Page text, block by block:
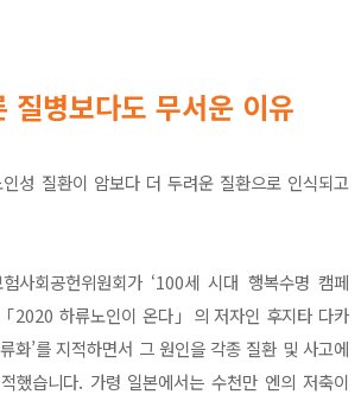
병보다도 무서운 이유
성 질환이 암보다 더 두려운 질환으로 인식되고
사회공헌위원회가 ‘100세 시대 행복수명 캠페
2020 하류노인이 온다」의 저자인 후지타 다카
화’를 지적하면서 그 원인을 각종 질환 및 사고에
했습니다. 가령 일본에서는 수천만 엔의 저축이